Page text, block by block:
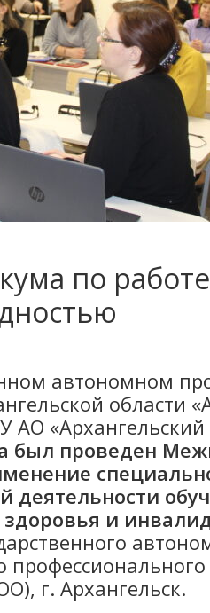
по
автономном
области
АО
был проведен
деятельности
и
г. Архангельск.